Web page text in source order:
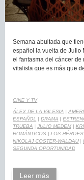
Semana abultada que
español la vuelta de Julio
el fantasma del cáncer de
vitalista que es más que
CINE Y TV
ÁLEX DE LA IGLESIA |
ESPAÑOL
| DRAMA |
TRUEBA | JULIO MEDEM |
ROMÁNTICOS | LOS HÉROES
NIKOLAJ COSTER-WALDAU |
SEGUNDA OPORTUNIDAD
Leer más